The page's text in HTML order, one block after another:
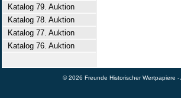
Katalog 79. Auktion
Katalog 78. Auktion
Katalog 77. Auktion
Katalog 76. Auktion
© 2026 Freunde Historischer Wertpapiere -